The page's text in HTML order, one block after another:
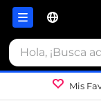
Hola, ¡Busca
Mis